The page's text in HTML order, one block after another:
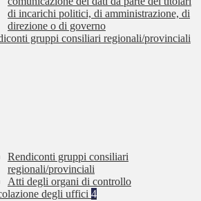
di incarichi politici, di amministrazione, di
direzione o di governo
gruppi consiliari regionali/provinciali
Rendiconti gruppi consiliari
regionali/provinciali
Atti degli organi di controllo
degli uffici 4